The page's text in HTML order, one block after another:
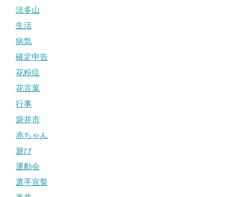
法多山
生活
病気
確定申告
花粉症
花言葉
行事
袋井市
赤ちゃん
遊び
運動会
選手宣誓